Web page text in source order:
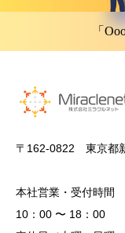
「
〒162-0822 東京都
本社営業・受付時間
10：00 〜 18：00